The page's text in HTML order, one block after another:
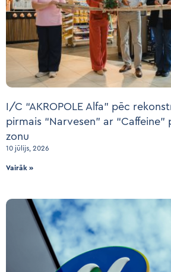
I/C “AKROPOLE Alfa” pēc
pirmais “Narvesen” ar “Caffeine”
zonu
10 jūlijs, 2026
Vairāk »